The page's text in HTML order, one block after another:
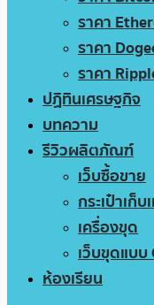
ราคา
ราคา
ราคา
ปฏิทินเศรษฐกิจ
บทความ
รีวิวผลิตภัณฑ์
เว็บซื้อขาย
กระเป๋าเก็
เครื่องขุด
เว็บขุดแบบ
ห้องเรียน